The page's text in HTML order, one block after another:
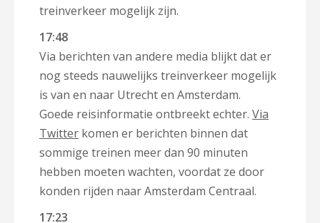
treinverkeer mogelijk zijn.
17:48
Via berichten van andere media blijkt dat er
nog steeds nauwelijks treinverkeer mogelijk
is van en naar Utrecht en Amsterdam.
Goede reisinformatie ontbreekt echter. Via
Twitter komen er berichten binnen dat
sommige treinen meer dan 90 minuten
hebben moeten wachten, voordat ze door
konden rijden naar Amsterdam Centraal.
17:23